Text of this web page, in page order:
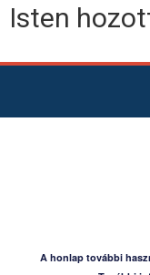
Isten
A honlap további